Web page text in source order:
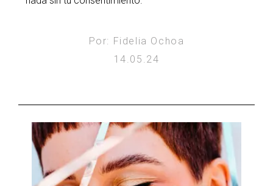
Por: Fidelia Ochoa
14.05.24